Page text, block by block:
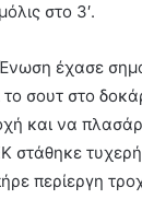
στο 3′.
έχασε
σουτ στο
και να
στάθηκε
περίεργη